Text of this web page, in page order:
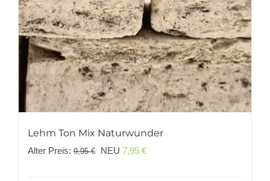
Lehm Ton Mix Naturwunder
Alter Preis: 9,95€
Ursprünglicher
NEU 7,95 €Aktueller